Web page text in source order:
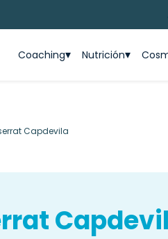
Coaching Nutrición
Capdevila